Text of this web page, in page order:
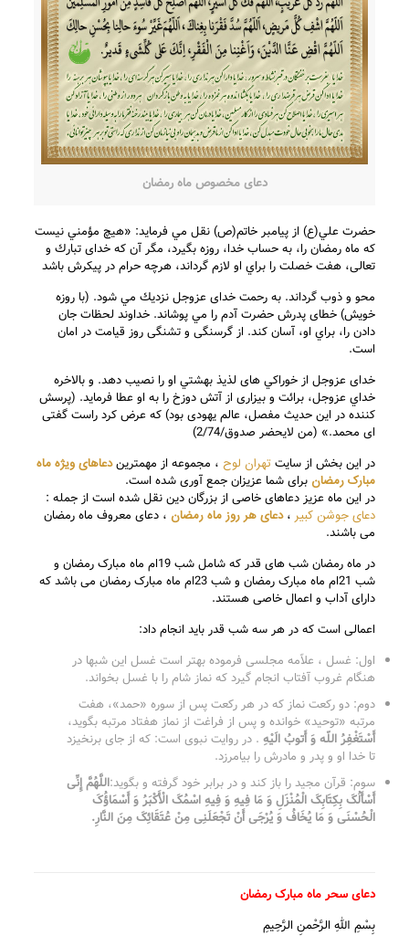
دعای مخصوص ماه رمضان
حضرت علي(ع) از پيامبر خاتم(ص) نقل مي فرمايد: «هيچ مؤمني نيست
كه ماه رمضان را، به حساب خدا، روزه بگيرد، مگر آن كه خدای تبارك و
تعالی، هفت خصلت را براي او لازم گرداند، هرچه حرام در پيكرش باشد
محو و ذوب گرداند. به رحمت خدای عزوجل نزديك مي شود. (با روزه
خويش) خطای پدرش حضرت آدم را مي پوشاند. خداوند لحظات جان
دادن را، براي او، آسان كند. از گرسنگی و تشنگی روز قيامت در امان
است.
خدای عزوجل از خوراكي های لذيذ بهشتي او را نصيب دهد. و بالاخره
خداي عزوجل، برائت و بيزاری از آتش دوزخ را به او عطا فرمايد. (پرسش
كننده در اين حديث مفصل، عالم يهودی بود) كه عرض كرد راست گفتی
ای محمد.» (من لايحضر صدوق/2/74)
در این بخش از سایت تهران لوح ، مجموعه از مهمتریندعاهای ویژه ماه
مبارک رمضانبرای شما عزیزان جمع آوری شده است.
در این ماه عزیز دعاهای خاصی از بزرگان دین نقل شده است از جمله :
دعای جوشن کبیر ،دعای هر روز ماه رمضان ، دعای معروف ماه رمضان
می باشند.
در ماه رمضان شب های قدر که شامل شب 19ام ماه مبارک رمضان و
شب 21ام ماه مبارک رمضان و شب 23ام ماه مبارک رمضان می باشد که
دارای آداب و اعمال خاصی هستند.
اعمالى است که در هر سه شب قدر باید انجام داد:
اول: غسل ، علاّمه مجلسى فرموده بهتر است غسل این شبها در
هنگام غروب آفتاب انجام گیرد که نماز شام را با غسل بخواند.
دوم: دو رکعت نماز که در هر رکعت پس از سوره «حمد»، هفت
مرتبه «توحید» خوانده و پس از فراغت از نماز هفتاد مرتبه بگوید،
أَسْتَغْفِرُ اللّه وَ أَتوبُ الَیْهِ. در روایت نبوى است: که از جاى برنخیزد
تا خدا او و پدر و مادرش را بیامرزد.
سوم: قرآن مجید را باز کند و در برابر خود گرفته و بگوید:اللَّهُمَّ إِنِّی
أَسْأَلُکَ بِکِتَابِکَ الْمُنْزَلِ وَ مَا فِیهِ وَ فِیهِ اسْمُکَ الْأَکْبَرُ وَ أَسْمَاؤُکَ
الْحُسْنَى وَ مَا یُخَافُ وَ یُرْجَى أَنْ تَجْعَلَنِی مِنْ عُتَقَائِکَ مِنَ النَّارِ.
دعای سحر ماه مبارک رمضان
بِسْمِ اللهِ الرَّحْمنِ الرَّحِیمِ